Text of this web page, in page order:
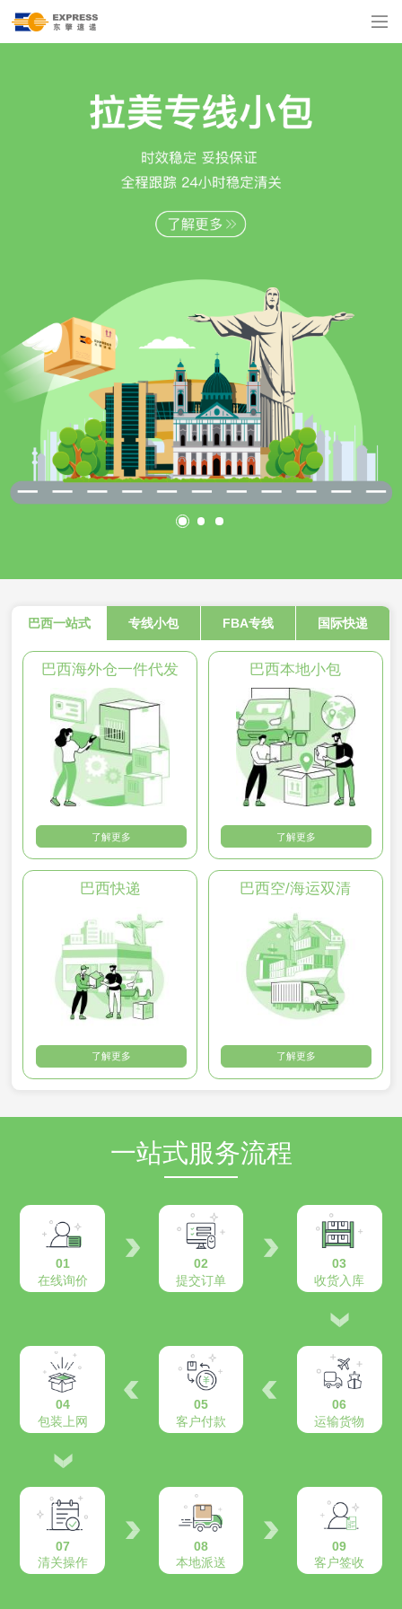
巴西一站式 专线小包 FBA专线 国际快递
巴西海外仓一件代发
了解更多
巴西本地小包
了解更多
巴西快递
了解更多
巴西空/海运双清
了解更多
一站式服务流程
01
在线询价
02
提交订单
03
收货入库
04
包装上网
05
客户付款
06
运输货物
07
清关操作
08
本地派送
09
客户签收